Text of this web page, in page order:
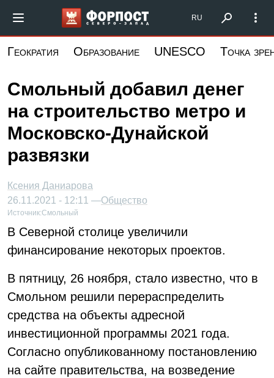
основному
Форпост Северо-Запад
RU
Геократия Образование UNESCO Точка
Смольный добавил денег
на строительство метро и
Московско-Дунайской
развязки
Ксения Даниарова
26.11.2021 - 12:11 —Общество
Источник:Смольный
В Северной столице увеличили
финансирование некоторых проектов.
В пятницу, 26 ноября, стало известно, что в
Смольном решили перераспределить
средства на объекты адресной
инвестиционной программы 2021 года.
Согласно опубликованному постановлению
на сайте правительства, на возведение